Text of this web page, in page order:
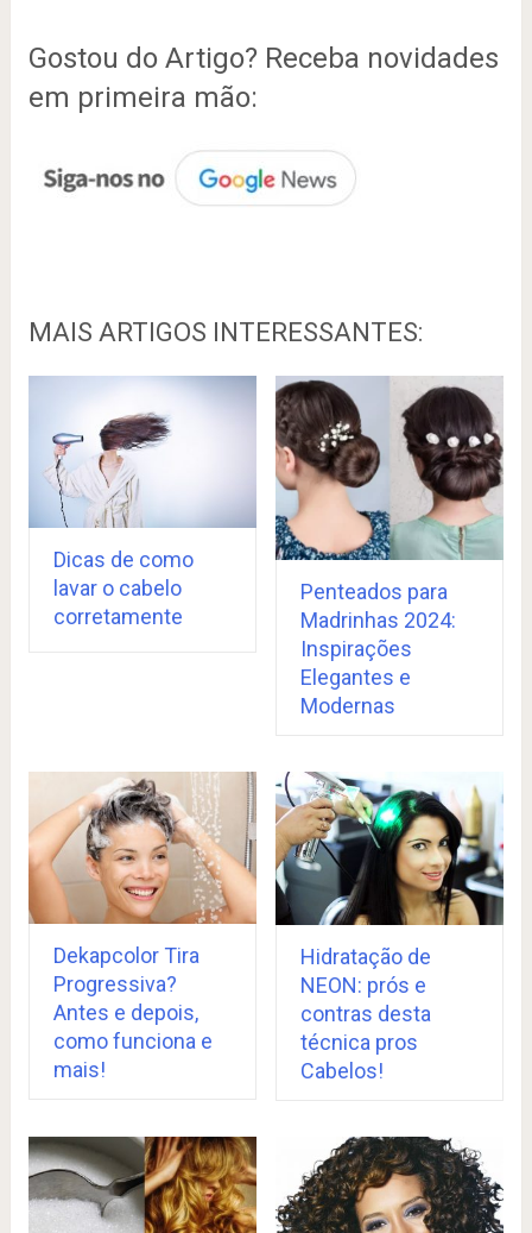
Gostou do Artigo? Receba novidades
em primeira mão:
MAIS ARTIGOS INTERESSANTES:
Dicas de como
lavar o cabelo
corretamente
Penteados para
Madrinhas 2024:
Inspirações
Elegantes e
Modernas
Dekapcolor Tira
Progressiva?
Antes e depois,
como funciona e
mais!
Hidratação de
NEON: prós e
contras desta
técnica pros
Cabelos!